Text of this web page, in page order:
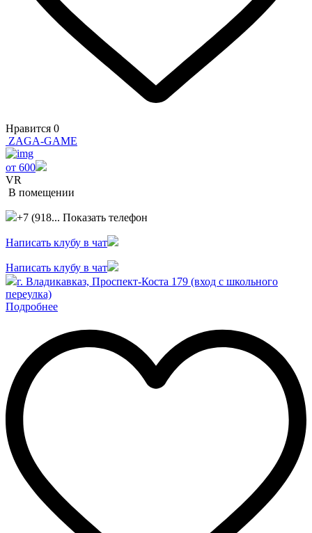
Нравится 0
ZAGA-GAME
от 600
VR
В помещении
+7 (918... Показать телефон
Написать клубу в чат
Написать клубу в чат
г. Владикавказ, Проспект-Коста 179 (вход с школьного
переулка)
Подробнее